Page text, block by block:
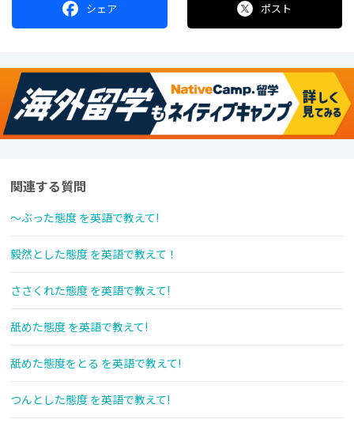
シェア ポスト
関連する質問
～ぶった態度 を英語で教えて!
毅然とした態度 を英語で教えて！
ささくれた態度 を英語で教えて!
舐めた態度 を英語で教えて!
舐めた態度をとる を英語で教えて!
つんとした態度 を英語で教えて!